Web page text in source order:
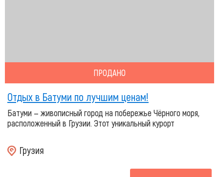
ПРОДАНО
Отдых в Батуми по лучшим ценам!
Батуми — живописный город на побережье Чёрного моря,
расположенный в Грузии. Этот уникальный курорт
Грузия